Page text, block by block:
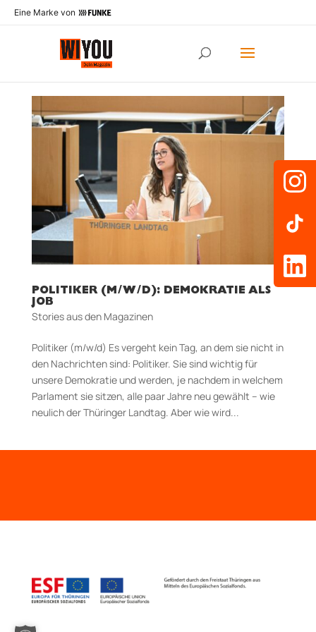
Eine Marke von
POLITIKER (M/W/D): DEMOKRATIE ALS
JOB
Stories aus den Magazinen
Politiker (m/w/d) Es vergeht kein Tag, an dem sie nicht in
den Nachrichten sind: Politiker. Sie sind wichtig für
unsere Demokratie und werden, je nachdem in welchem
Parlament sie sitzen, alle paar Jahre neu gewählt – wie
neulich der Thüringer Landtag. Aber wie wird...